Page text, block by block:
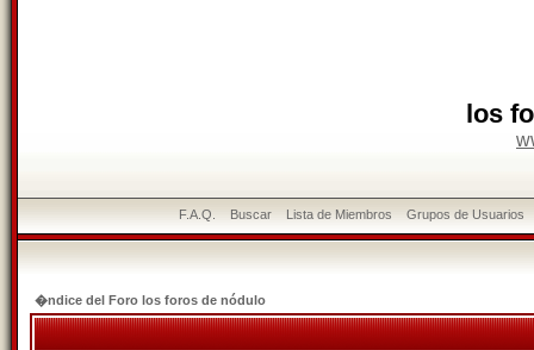
los
F.A.Q. Buscar Lista de Miembros Grupos de Usuarios
�ndice del Foro los foros de nódulo